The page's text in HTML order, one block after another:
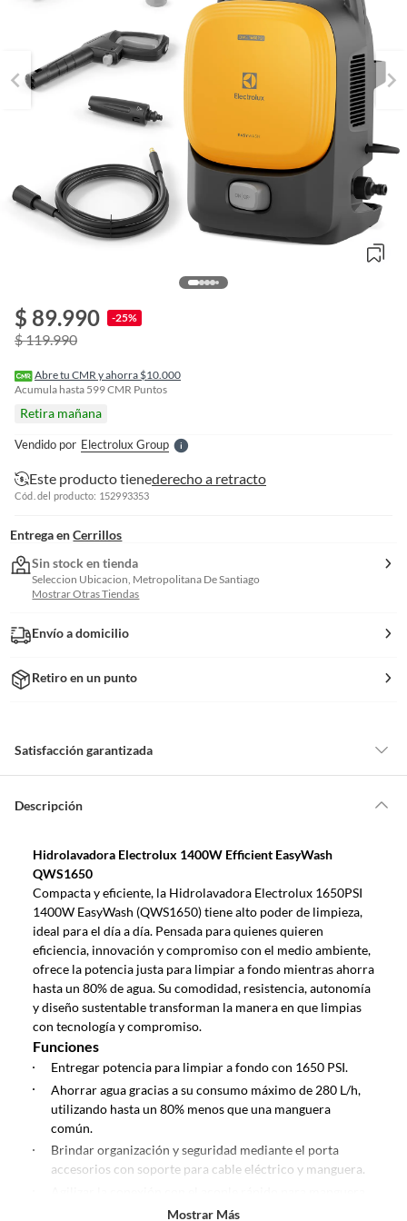
$ 89.990 -25%
$ 119.990
Abre tu CMR y ahorra $10.000
Acumula hasta 599CMR Puntos
Retira mañana
Vendido por Electrolux GroupS
r
Este producto tienederecho a retracto
Cód. del producto: 152993353
Entrega en Cerrillos
Sin stock en tienda
Seleccion Ubicacion, Metropolitana De Santiago
Mostrar Otras Tiendas
Envío a domicilio
Retiro en un punto
Satisfacción garantizada
de la compra.
comprado por internet y que hay ciertas categorías que no tienen este
derecho:
Productos que, por su naturaleza, no puedan ser devueltos,
puedan deteriorarse o caducar con rapidez.
Confeccionados a la medida.
De uso personal.
En sodimac.cl te damos30 días desde que recibes el producto. Debe
estar en perfecto estado, con todas sus etiquetas y sin uso, tal como te lo
entregamos.
Productos digitales que se entregan a través de una descarga
para el computador.
Productos a pedido o confeccionados a medida.
Productos que han sido informados como imperfectos, usados,
reparados, abiertos, de segunda selección, remanufacturados o
Descripción
Hidrolavadora Electrolux 1400W Efficient EasyWash
QWS1650
Compacta y eficiente, la Hidrolavadora Electrolux 1650PSI
1400W EasyWash (QWS1650) tiene alto poder de limpieza,
ideal para el día a día. Pensada para quienes quieren
eficiencia, innovación y compromiso con el medio ambiente,
ofrece la potencia justa para limpiar a fondo mientras ahorra
hasta un 80% de agua. Su comodidad, resistencia, autonomía
y diseño sustentable transforman la manera en que limpias
con tecnología y compromiso.
Funciones
Entregar potencia para limpiar a fondo con 1650 PSI.
Ahorrar agua gracias a su consumo máximo de 280 L/h,
utilizando hasta un 80% menos que una manguera
común.
Brindar organización y seguridad mediante el porta
accesorios con soporte para cable eléctrico y manguera.
de jardín, con un simple clic.
Mostrar Más